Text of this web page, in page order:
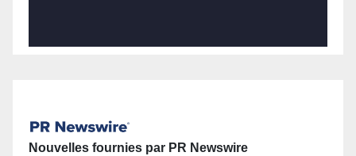
Nouvelles fournies par PR Newswire